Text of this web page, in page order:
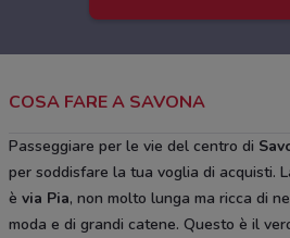
COSA FARE A SAVONA
Passeggiare per le vie del centro di
per soddisfare la tua voglia di acquisti.
è via Pia, non molto lunga ma ricca di
moda e di grandi catene. Questo è il